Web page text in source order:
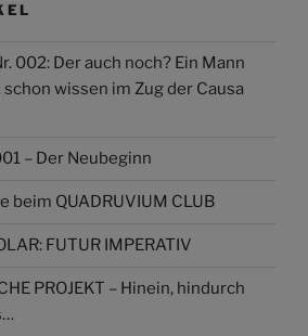
002: Der auch noch? Ein Mann
wissen im Zug der Causa
– Der Neubeginn
beim QUADRUVIUM CLUB
FUTUR IMPERATIV
PROJEKT – Hinein, hindurch